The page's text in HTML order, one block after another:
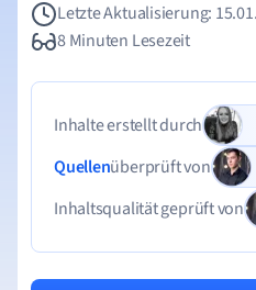
Letzte Aktualisierung:
8 Minuten Lesezeit
Inhalte erstellt durch
Quellenüberprüft von
Inhaltsqualität geprüft von